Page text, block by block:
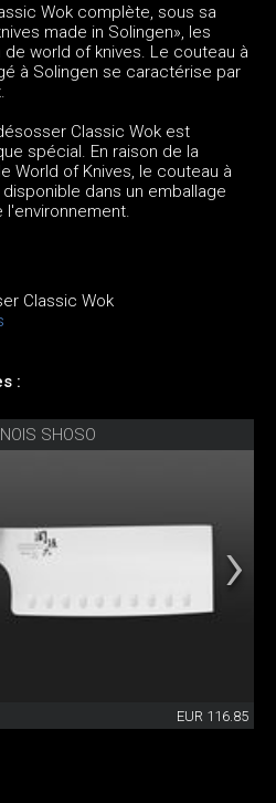
Wok complète, sous sa
made in Solingen», les
world of knives. Le couteau à
à Solingen se caractérise par
Classic Wok est
spécial. En raison de la
World of Knives, le couteau à
dans un emballage
Classic Wok
:
SHOSO
EUR 116.85